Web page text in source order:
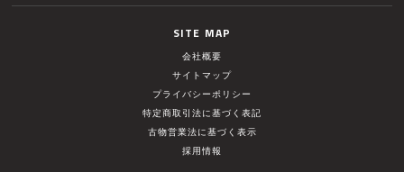
SITE MAP
会社概要
サイトマップ
プライバシーポリシー
特定商取引法に基づく表記
古物営業法に基づく表示
採用情報